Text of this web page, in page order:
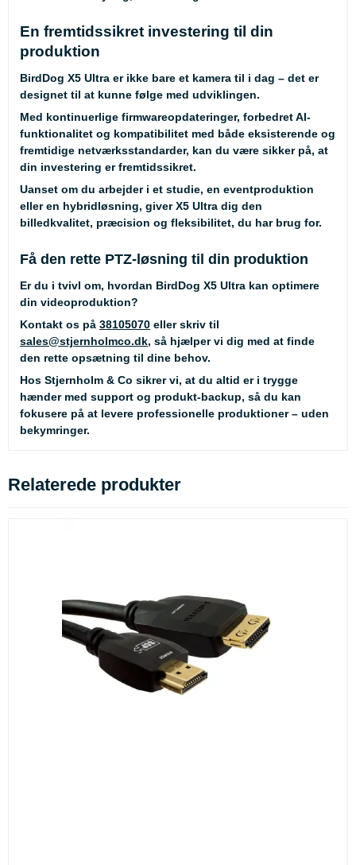
En fremtidssikret investering til din
produktion
BirdDog X5 Ultra er ikke bare et kamera til i dag – det er
designet til at kunne følge med udviklingen.
Med kontinuerlige firmwareopdateringer, forbedret AI-
funktionalitet og kompatibilitet med både eksisterende og
fremtidige netværksstandarder, kan du være sikker på, at
din investering er fremtidssikret.
Uanset om du arbejder i et studie, en eventproduktion
eller en hybridløsning, giver X5 Ultra dig den
billedkvalitet, præcision og fleksibilitet, du har brug for.
Få den rette PTZ-løsning til din produktion
Er du i tvivl om, hvordan BirdDog X5 Ultra kan optimere
din videoproduktion?
Kontakt os på 38105070 eller skriv til
sales@stjernholmco.dk, så hjælper vi dig med at finde
den rette opsætning til dine behov.
Hos Stjernholm & Co sikrer vi, at du altid er i trygge
hænder med support og produkt-backup, så du kan
fokusere på at levere professionelle produktioner – uden
bekymringer.
Relaterede produkter